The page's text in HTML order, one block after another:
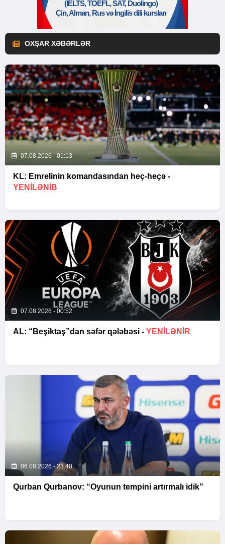
OXŞAR XƏBƏRLƏR
07.08.2026 - 01:13
KL: Emrelinin komandasından heç-heçə -
YENİLƏNİB
07.08.2026 - 00:52
AL: “Beşiktaş”dan səfər qələbəsi - YENİLƏNİR
06.08.2026 - 23:40
Qurban Qurbanov: “Oyunun tempini artırmalı idik”